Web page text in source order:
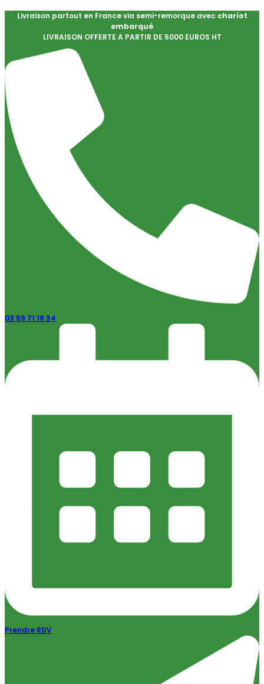
Livraison partout en France via semi-remorque avec chariot
embarqué
LIVRAISON OFFERTE A PARTIR DE 5000 EUROS HT
03 59 71 18 34
Prendre RDV